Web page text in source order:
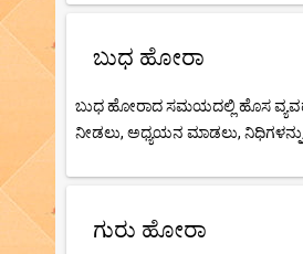
ಬುಧ ಹೋರಾ
ಬುಧ ಹೋರಾದ ಸಮಯದಲ್ಲಿ ಹೊಸ
ನೀಡಲು, ಅಧ್ಯಯನ ಮಾಡಲು, ನಿಧಿಗಳನ್ನು
ಗುರು ಹೋರಾ